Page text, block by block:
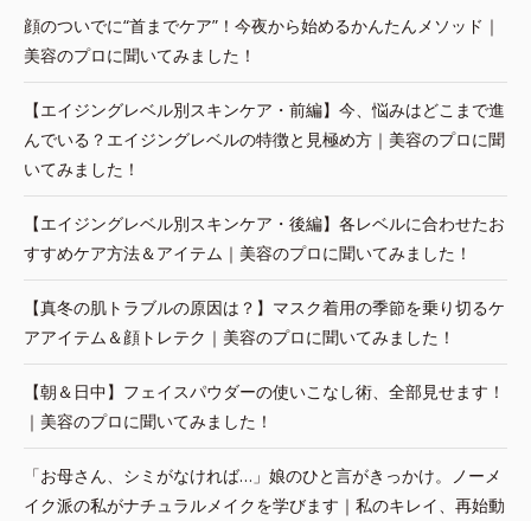
顔のついでに“首までケア”！今夜から始めるかんたんメソッド｜
美容のプロに聞いてみました！
【エイジングレベル別スキンケア・前編】今、悩みはどこまで進
んでいる？エイジングレベルの特徴と見極め方｜美容のプロに聞
いてみました！
【エイジングレベル別スキンケア・後編】各レベルに合わせたお
すすめケア方法＆アイテム｜美容のプロに聞いてみました！
【真冬の肌トラブルの原因は？】マスク着用の季節を乗り切るケ
アアイテム＆顔トレテク｜美容のプロに聞いてみました！
【朝＆日中】フェイスパウダーの使いこなし術、全部見せます！
｜美容のプロに聞いてみました！
「お母さん、シミがなければ…」娘のひと言がきっかけ。ノーメ
イク派の私がナチュラルメイクを学びます｜私のキレイ、再始動